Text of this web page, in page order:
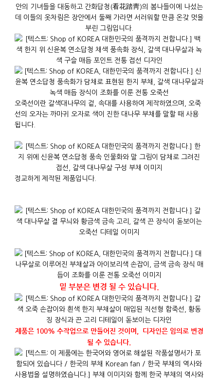
안의 기녀들을 대동하고 간화답청(看花踏靑)의 봄나들이에 나섰는
데 이들의 옷차림은 장안에서 둘째 가라면 서러워할 만큼 온갖 멋을
부린 그림입니다.
오죽선이란 갈색대나무의 겉, 속대를 사용하여 제작하였으며, 오죽
선의 오자는 까마귀 오자로 색이 진한 대나무 부채를 말할 때 사용
됩니다.
정교하게 제작된 제품입니다.
밑 부분은 변경 될 수 있습니다.
제품은 100% 수작업으로 만들어진 것이며, 디자인은 임의로 변경
될 수 있습니다.